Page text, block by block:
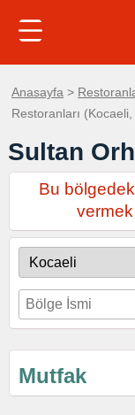
Anasayfa >
Restoranları
Sultan
Bu
vermek
Mutfak